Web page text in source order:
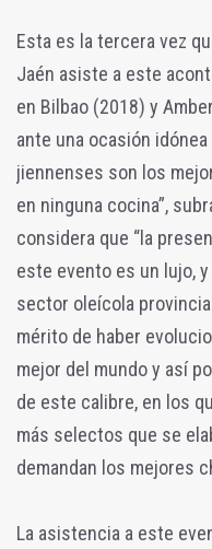
Esta es la tercera vez
Jaén asiste a este
en Bilbao (2018) y
ante una ocasión
jiennenses son los
en ninguna cocina”,
considera que “la
este evento es un lujo,
sector oleícola
mérito de haber
mejor del mundo y así
de este calibre, en los
más selectos que se
demandan los mejores
La asistencia a este